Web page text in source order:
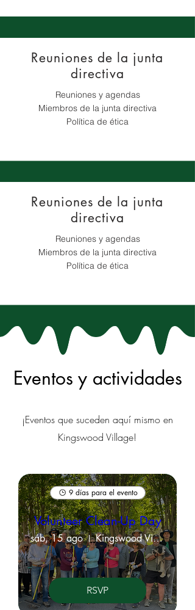
Reuniones de la junta
directiva
Reuniones y agendas
Miembros de la junta directiva
Política de ética
Reuniones de la junta
directiva
Reuniones y agendas
Miembros de la junta directiva
Política de ética
Eventos y actividades
¡Eventos que suceden aquí mismo en
Kingswood Village!
9 días para el evento
Volunteer Clean-Up Day
sáb, 15 ago Kingswood Village Property Grounds
RSVP